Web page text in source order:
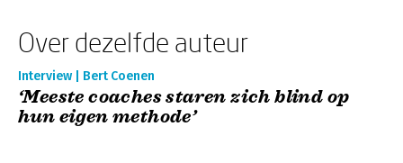
Over dezelfde auteur
Interview | Bert Coenen
‘Meeste coaches staren zich blind op
hun eigen methode’